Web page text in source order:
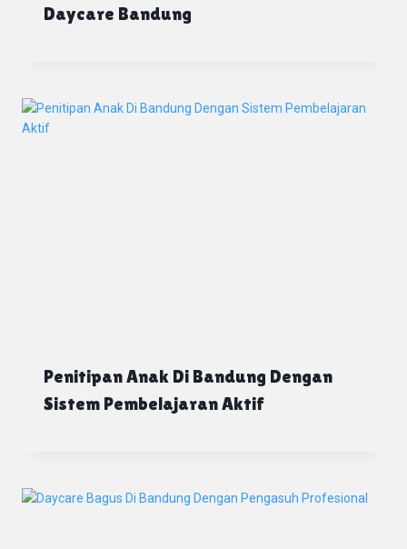
Daycare Bandung
Penitipan Anak Di Bandung Dengan
Sistem Pembelajaran Aktif